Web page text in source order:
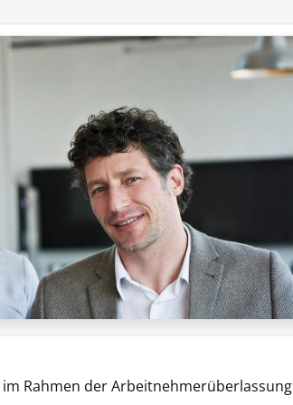
Rahmen der Arbeitnehmerüberlassung